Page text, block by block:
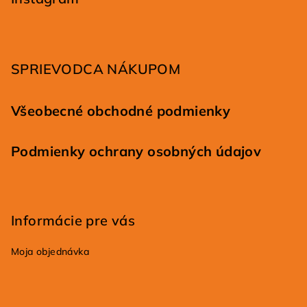
SPRIEVODCA NÁKUPOM
Všeobecné obchodné podmienky
Podmienky ochrany osobných údajov
Informácie pre vás
Moja objednávka